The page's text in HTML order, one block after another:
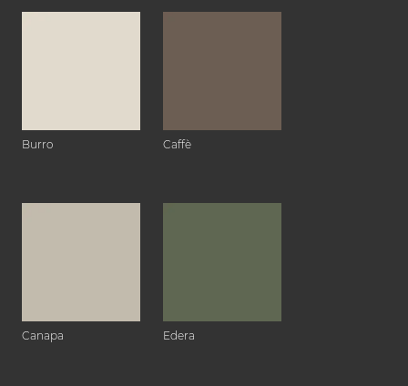
Burro Caffè
Canapa Edera